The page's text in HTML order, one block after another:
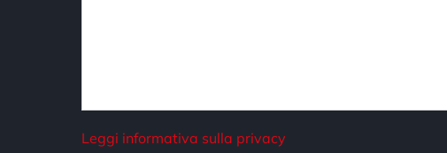
Leggi informativa sulla privacy